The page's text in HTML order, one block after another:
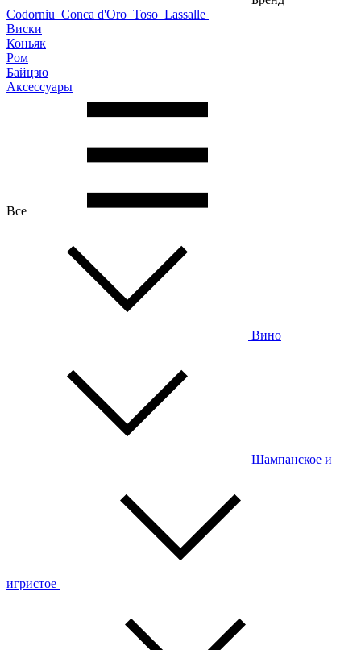
Codorniu Conca d'Oro Toso Lassalle
Виски
Коньяк
Ром
Байцзю
Аксессуары
Все
Вино
Шампанское и
игристое